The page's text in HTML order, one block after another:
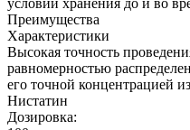
Преимущества
Характеристики
Высокая точность
равномерностью
его точной концентрацией
Нистатин
Дозировка: